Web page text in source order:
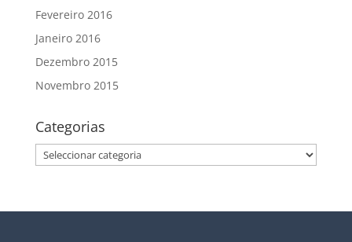
Fevereiro 2016
Janeiro 2016
Dezembro 2015
Novembro 2015
Categorias
Categorias